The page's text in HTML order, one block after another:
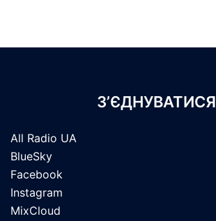
З’ЄДНУВАТИСЯ
All Radio UA
BlueSky
Facebook
Instagram
MixCloud